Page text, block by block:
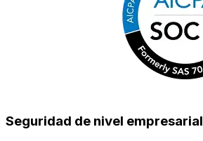
Seguridad de nivel empresarial